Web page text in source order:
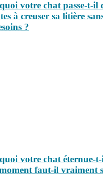
votre chat passe-t-il
à creuser sa litière
?
votre chat éternue-
faut-il vraiment